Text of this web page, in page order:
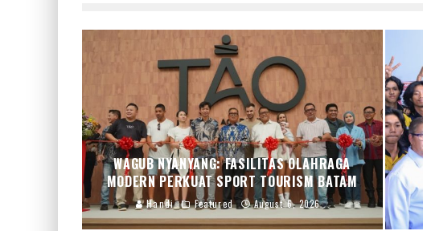
WAGUB NYANYANG: FASILITAS OLAHRAGA
MODERN PERKUAT SPORT TOURISM BATAM
Handi Featured August 6, 2026